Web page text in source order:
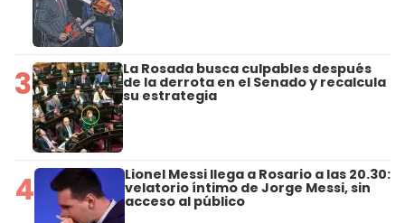
3 La Rosada busca culpables después
de la derrota en el Senado y recalcula
su estrategia
4 Lionel Messi llega a Rosario a las 20.30:
velatorio íntimo de Jorge Messi, sin
acceso al público